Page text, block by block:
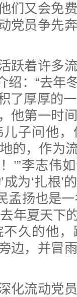
们又会免
党员争先
着许多流
绍：“去年
了厚厚的
他第一时
子问他
的，作为
’”李志伟
为‘扎根’
孟扬也是
年夏天下
久的他
边，并冒
流动党员